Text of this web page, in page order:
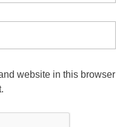
website in this browser